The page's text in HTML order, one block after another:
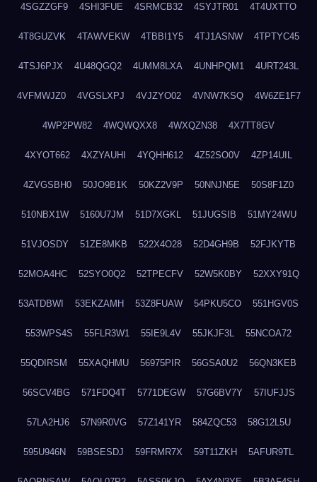
4SGZZGF9 4SHI3FUE 4SRMCB32 4SYJTR01 4T4UXTTO
4T8GUZVK 4TAWVEKW 4TBBI1Y5 4TJ1ASNW 4TPTYC45
4TSJ6PJX 4U48QGQ2 4UMM8LXA 4UNHPQM1 4URT243L
4VFMWJZ0 4VGSLXPJ 4VJZYO02 4VNW7KSQ 4W6ZE1F7
4WP2PW82 4WQWQXX8 4WXQZN38 4X7TT8GV
4XYOT662 4XZYAUHI 4YQHH612 4Z52SO0V 4ZP14UIL
4ZVGSBH0 50JO9B1K 50KZ2V9P 50NNJN5E 50S8F1Z0
510NBX1W 5160U7JM 51D7XGKL 51JUGSIB 51MY24WU
51VJOSDY 51ZE8MKB 522X4O28 52D4GH9B 52FJKYTB
52MOA4HC 52SYO0Q2 52TPECFV 52W5K0BY 52XXY91Q
53ATDBWI 53EKZAMH 53Z8FUAW 54PKU5CO 551HGV0S
553WPS4S 55FLR3W1 55IE9L4V 55JKJF3L 55NCOA72
55QDIRSM 55XAQHMU 56975PIR 56GSA0U2 56QN3KEB
56SCV4BG 571FDQ4T 5771DEGW 57G6BV7Y 57IUFJJS
57LA2HJ6 57N9R0VG 57Z141YR 584ZQC53 58G12L5U
595U946N 59BSESDJ 59FRMR7X 59T11ZKH 5AFUR9TL